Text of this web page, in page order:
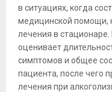
в ситуациях, когда
медицинской помощи,
лечения в
оценивает
симптомов и общее
пациента, после чего
лечения при